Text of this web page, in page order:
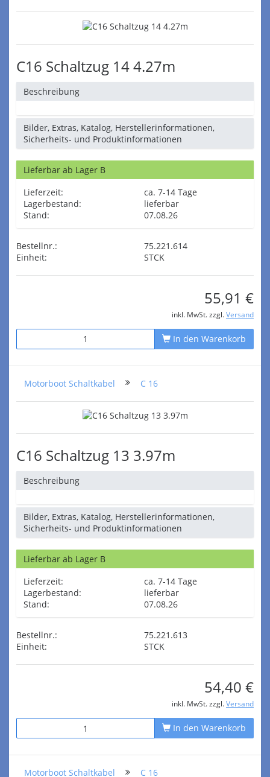
C16 Schaltzug 14 4.27m
Beschreibung
Bilder, Extras, Katalog, Herstellerinformationen,
Sicherheits- und Produktinformationen
Lieferbar ab Lager B
Lieferzeit:
ca. 7-14 Tage
Lagerbestand:
lieferbar
Stand:
07.08.26
Bestellnr.:
75.221.614
Einheit:
STCK
55,91 €
inkl. MwSt. zzgl. Versand
In den Warenkorb
Motorboot Schaltkabel C 16
C16 Schaltzug 13 3.97m
Beschreibung
Bilder, Extras, Katalog, Herstellerinformationen,
Sicherheits- und Produktinformationen
Lieferbar ab Lager B
Lieferzeit:
ca. 7-14 Tage
Lagerbestand:
lieferbar
Stand:
07.08.26
Bestellnr.:
75.221.613
Einheit:
STCK
54,40 €
inkl. MwSt. zzgl.Versand
In den Warenkorb
Motorboot Schaltkabel C 16